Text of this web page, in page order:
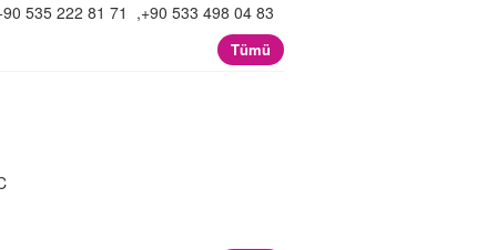
535 222 81 71 ,+90 533 498 04 83
Tümü